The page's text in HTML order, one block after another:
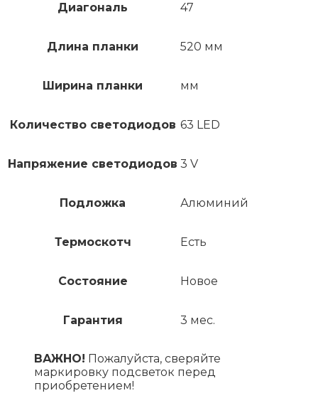
Диагональ 47
Длина планки 520 мм
Ширина планки мм
Количество светодиодов 63 LED
Напряжение светодиодов 3 V
Подложка Алюминий
Термоскотч Есть
Состояние Новое
Гарантия 3 мес.
ВАЖНО! Пожалуйста, сверяйте
маркировку подсветок перед
приобретением!